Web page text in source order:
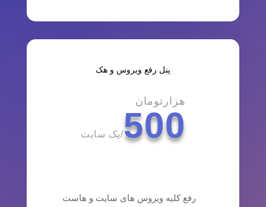
پنل رفع ویروس و هک
هزارتومان
500
/یک سایت
رفع کلیه ویروس های سایت و هاست